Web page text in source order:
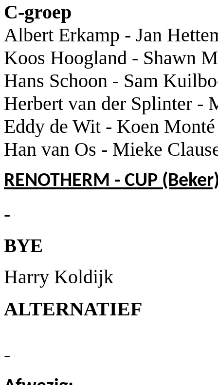
C-groep
Albert Erkamp - Jan
Koos Hoogland - Shawn
Hans Schoon - Sam
Herbert van der Splinter -
Eddy de Wit - Koen Monté
Han van Os - Mieke
RENOTHERM - CUP
-
BYE
Harry Koldijk
ALTERNATIEF
-